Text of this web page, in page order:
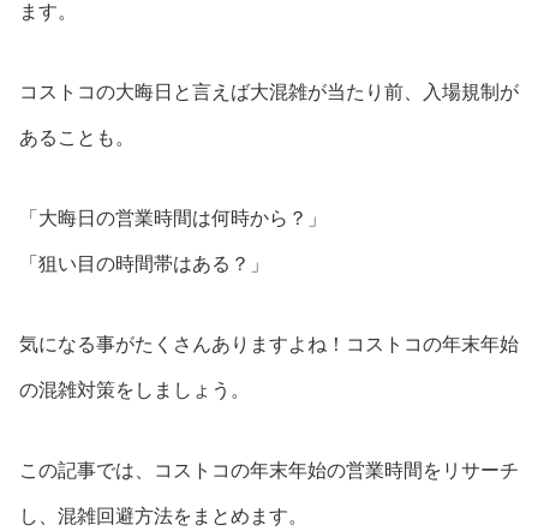
ます。
コストコの大晦日と言えば大混雑が当たり前、入場規制が
あることも。
「大晦日の営業時間は何時から？」
「狙い目の時間帯はある？」
気になる事がたくさんありますよね！コストコの年末年始
の混雑対策をしましょう。
この記事では、コストコの年末年始の営業時間をリサーチ
し、混雑回避方法をまとめます。